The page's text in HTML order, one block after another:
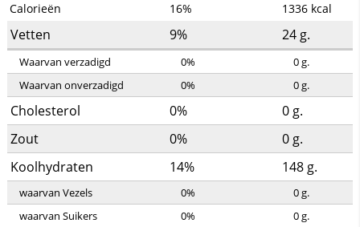
Calorieën 16% 1336 kcal
Vetten 9% 24g.
Waarvan verzadigd 0% 0g.
Waarvan onverzadigd
0% 0g.
Cholesterol 0% 0g.
Zout
0% 0g.
Koolhydraten
14% 148g.
waarvan Vezels 0% 0g.
waarvan Suikers
0% 0g.